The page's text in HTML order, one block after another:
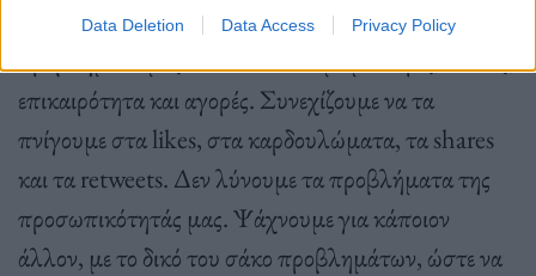
Data Deletion Data Access Privacy Policy
της ημέρας που παραμελούμε τα βαθιά ριζωμένα
επικαιρότητα και αγορές. Συνεχίζουμε να τα
πνίγουμε στα likes, στα καρδουλώματα, τα shares
και τα retweets. Δεν λύνουμε τα προβλήματα της
προσωπικότητάς μας. Ψάχνουμε για κάποιον
άλλον, με το δικό του σάκο προβλημάτων, ώστε να